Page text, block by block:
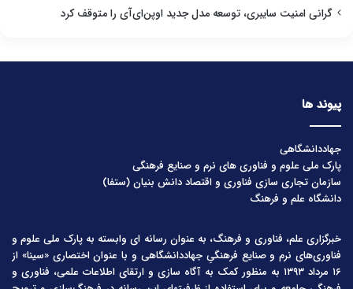
گرانی امنیت سایبری، توسعه مدل جدید اوپن‌ای‌آی را متوقف کرد
پیوند ها
جهاددانشگاهی
پارک ملی علوم و فناوری های نرم و صنایع فرهنگی
سازمان تجاری سازی فناوری و اقتصاد دانش بنیان (ستفا)
دانشگاه علم و فرهنگ
خبرگزاری علم، فناوری و فرهنگ، به عنوان رسانه ای وابسته به پارک ملی علوم و
فناوری‌های نرم و صنایع فرهنگیِ جهاددانشگاهی و با عنوان اختصاری «سینا» از
۱۶ مرداد ۱۳۹۳ به منظور کمک به آگاه سازی و ارتقای اطلاعات علمی، فناوری و